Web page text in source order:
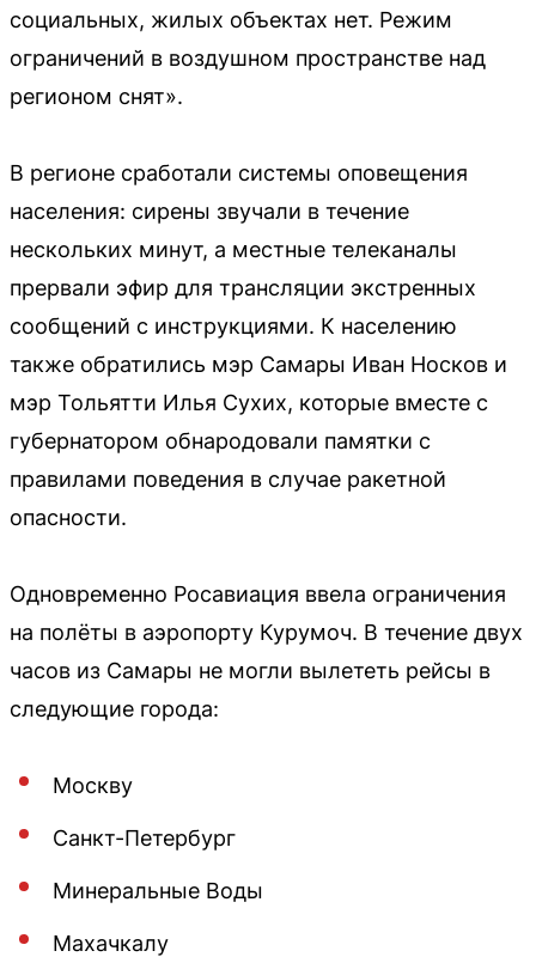
социальных, жилых объектах нет. Режим
ограничений в воздушном пространстве над
регионом снят».
В регионе сработали системы оповещения
населения: сирены звучали в течение
нескольких минут, а местные телеканалы
прервали эфир для трансляции экстренных
сообщений с инструкциями. К населению
также обратились мэр Самары Иван Носков и
мэр Тольятти Илья Сухих, которые вместе с
губернатором обнародовали памятки с
правилами поведения в случае ракетной
опасности.
Одновременно Росавиация ввела ограничения
на полёты в аэропорту Курумоч. В течение двух
часов из Самары не могли вылететь рейсы в
следующие города:
Москву
Санкт-Петербург
Минеральные Воды
Махачкалу